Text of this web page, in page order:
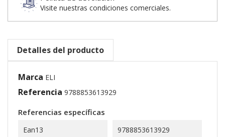
Visite nuestras condiciones comerciales.
Detalles del producto
Marca ELI
Referencia 9788853613929
Referencias específicas
Ean13 9788853613929